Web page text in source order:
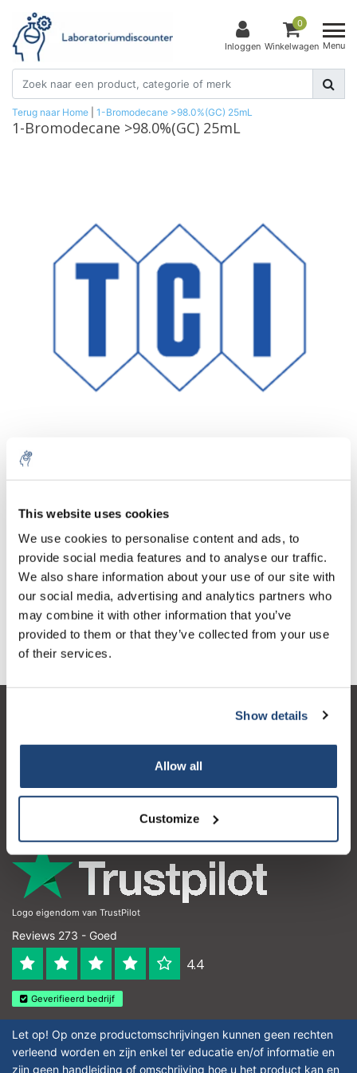
This website uses cookies
We use cookies to personalise content and ads, to
provide social media features and to analyse our traffic.
We also share information about your use of our site with
our social media, advertising and analytics partners who
may combine it with other information that you’ve
provided to them or that they’ve collected from your use
of their services.
Show details
Allow all
Customize
Inloggen
0
Winkelwagen Menu
Terug naar Home 1-Bromodecane >98.0%(GC) 25mL
1-Bromodecane >98.0%(GC) 25mL
1 Stuk Excl. btw
€25,05
Incl. btw
Toevoegen aan winkelwagen
Informatie
Contactgegevens
Logo eigendom van TrustPilot
Reviews 273 - Goed
4.4
Geverifieerd bedrijf
Let op! Op onze productomschrijvingen kunnen geen rechten
verleend worden en zijn enkel ter educatie en/of informatie en
zijn geen handleiding of omschrijving hoe u het product kan en